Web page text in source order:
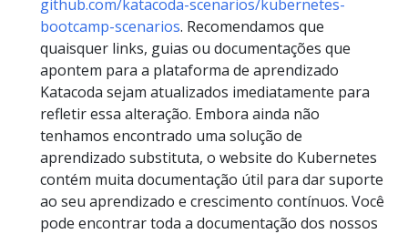
github.com/katacoda-scenarios/kubernetes-
bootcamp-scenarios. Recomendamos que
quaisquer links, guias ou documentações que
apontem para a plataforma de aprendizado
Katacoda sejam atualizados imediatamente para
refletir essa alteração. Embora ainda não
tenhamos encontrado uma solução de
aprendizado substituta, o website do Kubernetes
contém muita documentação útil para dar suporte
ao seu aprendizado e crescimento contínuos. Você
pode encontrar toda a documentação dos nossos